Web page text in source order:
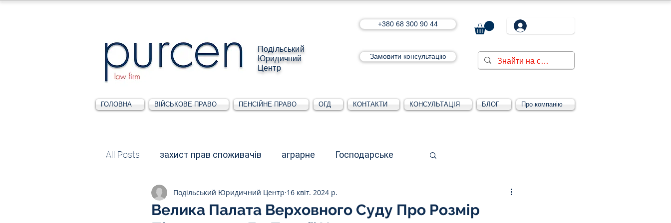
Подільський
Юридичний
Центр
+380 68 300 90 44
Замовити консультацію
ГОЛОВНА ВІЙСЬКОВЕ ПРАВО ПЕНСІЙНЕ ПРАВО ОГД КОНТАКТИ КОНСУЛЬТАЦІЯ БЛОГ Про компанію
All Posts захист прав споживачів аграрне Господарське
Податкове Адміністративне Для юридичних осіб
Велика Палата Верховного Суду Про Розмір
Подільський Юридичний Центр 16 квіт. 2024 р.